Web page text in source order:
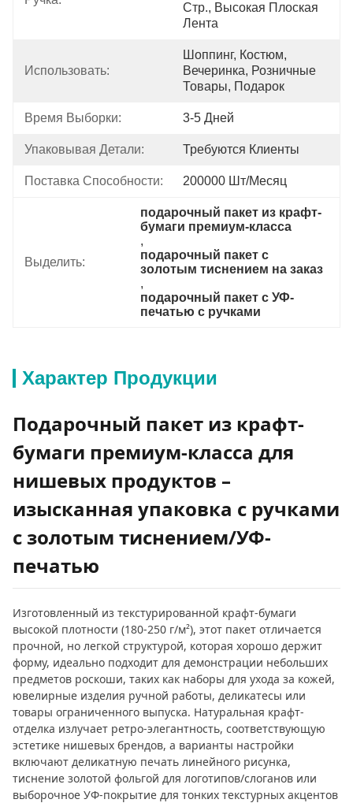
Стр., Высокая Плоская
Лента
Использовать:
Шоппинг, Костюм,
Вечеринка, Розничные
Товары, Подарок
Время Выборки: 3-5 Дней
Упаковывая Детали: Требуются Клиенты
Поставка Способности: 200000 Шт/месяц
Выделить:
подарочный пакет из крафт-
бумаги премиум-класса
,
подарочный пакет с
золотым тиснением на заказ
,
подарочный пакет с УФ-
печатью с ручками
Характер Продукции
Подарочный пакет из крафт-
бумаги премиум-класса для
нишевых продуктов –
изысканная упаковка с ручками
с золотым тиснением/УФ-
печатью
Изготовленный из текстурированной крафт-бумаги
высокой плотности (180-250 г/м²), этот пакет отличается
прочной, но легкой структурой, которая хорошо держит
форму, идеально подходит для демонстрации небольших
предметов роскоши, таких как наборы для ухода за кожей,
ювелирные изделия ручной работы, деликатесы или
товары ограниченного выпуска. Натуральная крафт-
отделка излучает ретро-элегантность, соответствующую
эстетике нишевых брендов, а варианты настройки
включают деликатную печать линейного рисунка,
тиснение золотой фольгой для логотипов/слоганов или
выборочное УФ-покрытие для тонких текстурных акцентов